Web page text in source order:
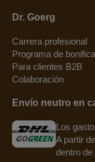
Dr. Goerg
Carrera profesional
Programa de
Para clientes B2B
Colaboración
Envío neutro en
Los
A partir
dentro de